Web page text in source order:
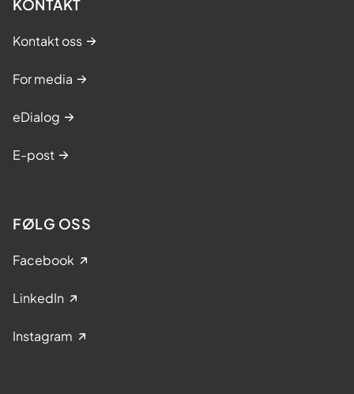
KONTAKT
Kontakt oss
For media
eDialog
E-post
FØLG OSS
Facebook
LinkedIn
Instagram